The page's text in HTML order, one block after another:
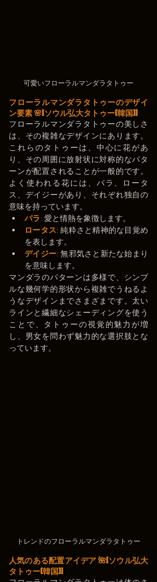
可愛いフローラルマンダラタトゥー
フローラルマンダラタトゥーのデザイ
ン要素 🌸[ソウル弘大タトゥー(韓国)]
フローラルマンダラタトゥーの美しさ
は、その複雑なデザインにあります。
これらのタトゥーは、中心に花があ
り、その周囲に放射状に対称的なパタ
ーンが配置されることが一般的です。
よく使われる花には、バラ、ロータ
ス、デイジーがあり、それぞれ独自の
意味を持っています。
バラ: 愛と情熱を象徴します。
ロータス: 純粋さと精神的な目覚め
を表します。
デイジー: 無邪気さと新たな始まり
を意味します。
マンダラのパターンは多様で、シンプ
ルな幾何学的形状から複雑でうねるよ
うなデザインまでさまざまです。太い
ラインと繊細なシェーディングを使う
ことで、タトゥーの視覚的魅力が増
し、男女を問わず魅力的な選択肢とな
っています。
トレンドのフローラルマンダラタトゥー
人気のある配置アイデア 🌺[ソウル弘大
タトゥー(韓国)]